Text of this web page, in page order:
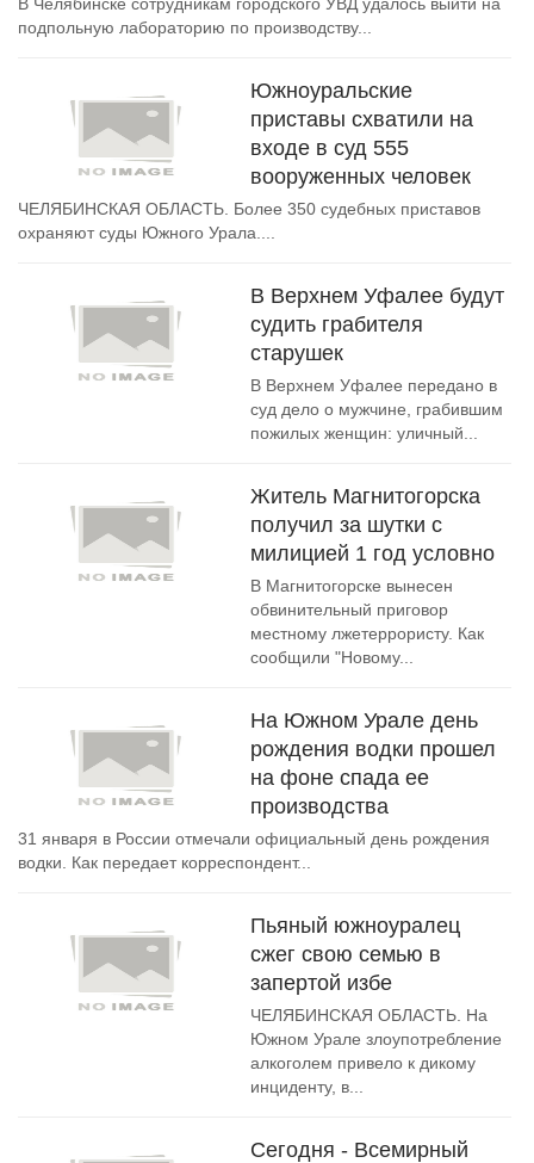
подпольную лабораторию по производству...
Южноуральские
приставы схватили на
входе в суд 555
вооруженных человек
ЧЕЛЯБИНСКАЯ ОБЛАСТЬ. Более 350 судебных приставов
охраняют суды Южного Урала....
В Верхнем Уфалее будут
судить грабителя
старушек
В Верхнем Уфалее передано в
суд дело о мужчине, грабившим
пожилых женщин: уличный...
Житель Магнитогорска
получил за шутки с
милицией 1 год условно
В Магнитогорске вынесен
обвинительный приговор
местному лжетеррористу. Как
сообщили "Новому...
На Южном Урале день
рождения водки прошел
на фоне спада ее
производства
31 января в России отмечали официальный день рождения
водки. Как передает корреспондент...
Пьяный южноуралец
сжег свою семью в
запертой избе
ЧЕЛЯБИНСКАЯ ОБЛАСТЬ. На
Южном Урале злоупотребление
алкоголем привело к дикому
инциденту, в...
Сегодня - Всемирный